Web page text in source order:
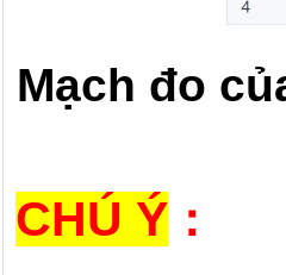
Mạch đo
CHÚ Ý ：